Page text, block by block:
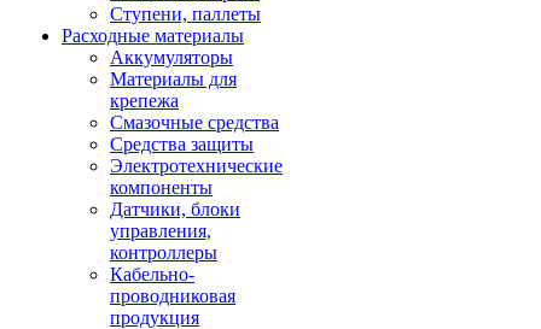
Ступени, паллеты
Расходные материалы
Аккумуляторы
Материалы для
крепежа
Смазочные средства
Средства защиты
Электротехнические
компоненты
Датчики, блоки
управления,
контроллеры
Кабельно-
проводниковая
продукция